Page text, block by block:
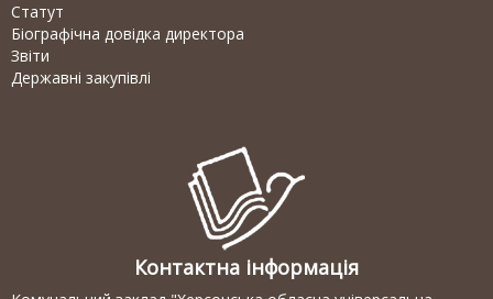
Статут
Біографічна довідка директора
Звіти
Державні закупівлі
Контактна інформація